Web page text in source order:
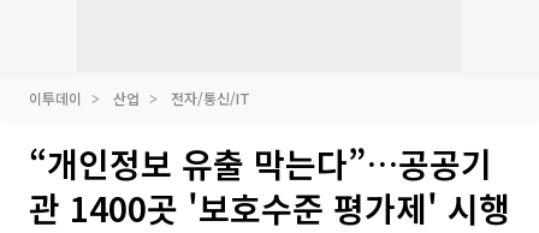
이투데이 산업 전자/통신/IT
“개인정보 유출 막는다”…공공기
관 1400곳 '보호수준 평가제' 시행